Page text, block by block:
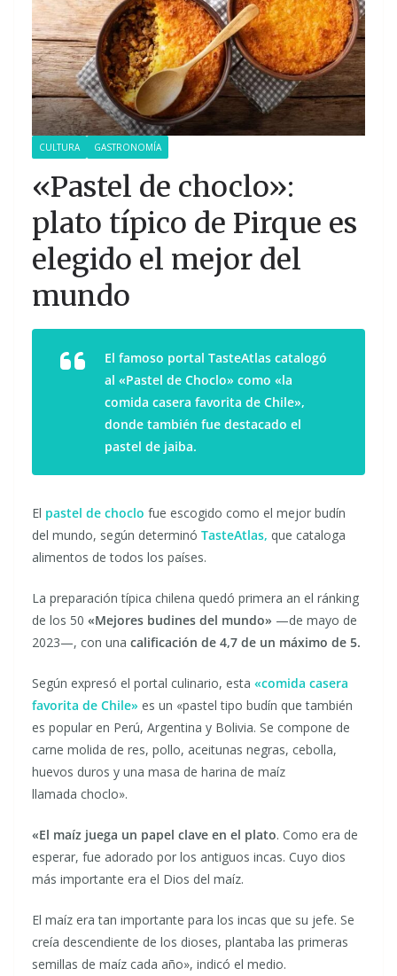
CULTURA GASTRONOMÍA
«Pastel de choclo»:
plato típico de Pirque es
elegido el mejor del
mundo
El famoso portal TasteAtlas catalogó
al «Pastel de Choclo» como «la
comida casera favorita de Chile»,
donde también fue destacado el
pastel de jaiba.
El pastel de choclo fue escogido como el mejor budín
del mundo, según determinó TasteAtlas, que cataloga
alimentos de todos los países.
La preparación típica chilena quedó primera an el ránking
de los 50 «Mejores budines del mundo» —de mayo de
2023—, con una calificación de 4,7 de un máximo de 5.
Según expresó el portal culinario, esta «comida casera
favorita de Chile» es un «pastel tipo budín que también
es popular en Perú, Argentina y Bolivia. Se compone de
carne molida de res, pollo, aceitunas negras, cebolla,
huevos duros y una masa de harina de maíz
llamada choclo».
«El maíz juega un papel clave en el plato. Como era de
esperar, fue adorado por los antiguos incas. Cuyo dios
más importante era el Dios del maíz.
El maíz era tan importante para los incas que su jefe. Se
creía descendiente de los dioses, plantaba las primeras
semillas de maíz cada año», indicó el medio.